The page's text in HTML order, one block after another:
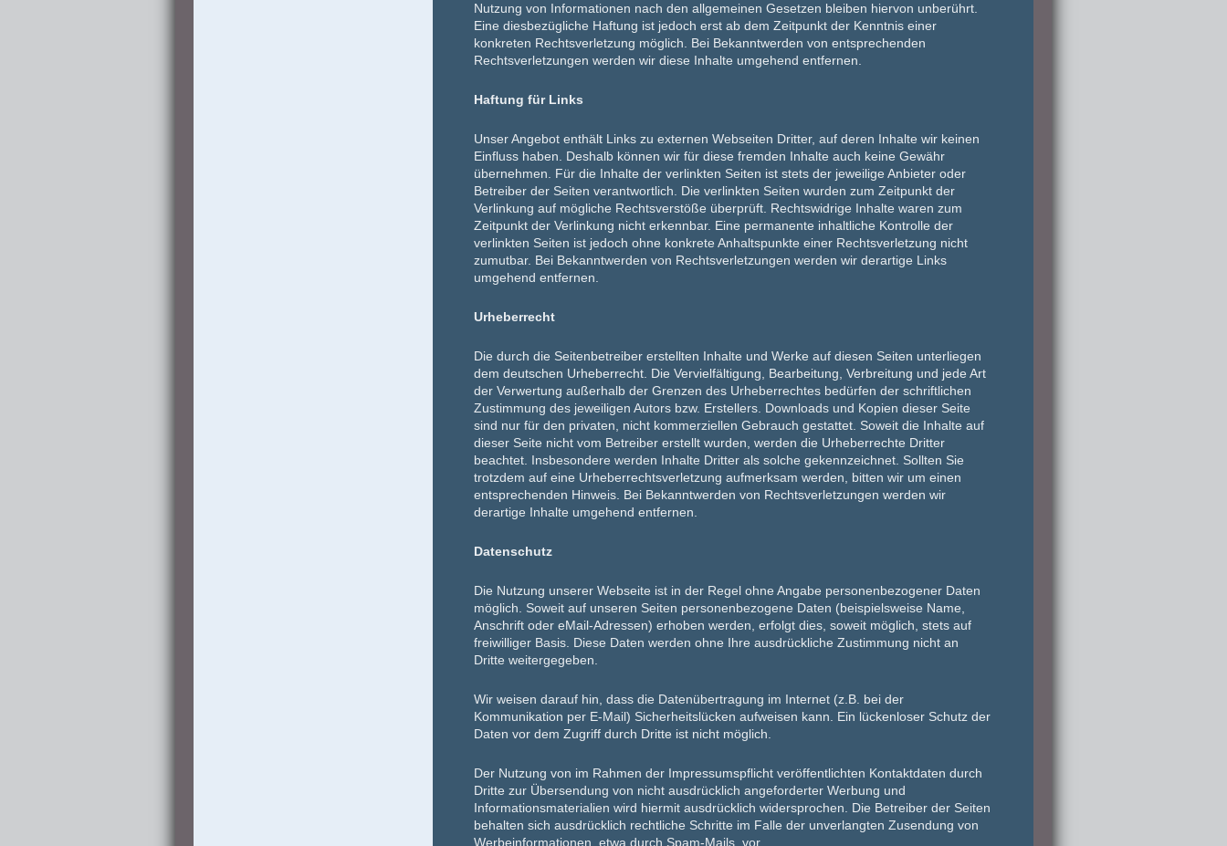
Nutzung von Informationen nach den allgemeinen Gesetzen bleiben hiervon unberührt.
Eine diesbezügliche Haftung ist jedoch erst ab dem Zeitpunkt der Kenntnis einer
konkreten Rechtsverletzung möglich. Bei Bekanntwerden von entsprechenden
Rechtsverletzungen werden wir diese Inhalte umgehend entfernen.
Haftung für Links
Unser Angebot enthält Links zu externen Webseiten Dritter, auf deren Inhalte wir keinen
Einfluss haben. Deshalb können wir für diese fremden Inhalte auch keine Gewähr
übernehmen. Für die Inhalte der verlinkten Seiten ist stets der jeweilige Anbieter oder
Betreiber der Seiten verantwortlich. Die verlinkten Seiten wurden zum Zeitpunkt der
Verlinkung auf mögliche Rechtsverstöße überprüft. Rechtswidrige Inhalte waren zum
Zeitpunkt der Verlinkung nicht erkennbar. Eine permanente inhaltliche Kontrolle der
verlinkten Seiten ist jedoch ohne konkrete Anhaltspunkte einer Rechtsverletzung nicht
zumutbar. Bei Bekanntwerden von Rechtsverletzungen werden wir derartige Links
umgehend entfernen.
Urheberrecht
Die durch die Seitenbetreiber erstellten Inhalte und Werke auf diesen Seiten unterliegen
dem deutschen Urheberrecht. Die Vervielfältigung, Bearbeitung, Verbreitung und jede Art
der Verwertung außerhalb der Grenzen des Urheberrechtes bedürfen der schriftlichen
Zustimmung des jeweiligen Autors bzw. Erstellers. Downloads und Kopien dieser Seite
sind nur für den privaten, nicht kommerziellen Gebrauch gestattet. Soweit die Inhalte auf
dieser Seite nicht vom Betreiber erstellt wurden, werden die Urheberrechte Dritter
beachtet. Insbesondere werden Inhalte Dritter als solche gekennzeichnet. Sollten Sie
trotzdem auf eine Urheberrechtsverletzung aufmerksam werden, bitten wir um einen
entsprechenden Hinweis. Bei Bekanntwerden von Rechtsverletzungen werden wir
derartige Inhalte umgehend entfernen.
Datenschutz
Die Nutzung unserer Webseite ist in der Regel ohne Angabe personenbezogener Daten
möglich. Soweit auf unseren Seiten personenbezogene Daten (beispielsweise Name,
Anschrift oder eMail-Adressen) erhoben werden, erfolgt dies, soweit möglich, stets auf
freiwilliger Basis. Diese Daten werden ohne Ihre ausdrückliche Zustimmung nicht an
Dritte weitergegeben.
Wir weisen darauf hin, dass die Datenübertragung im Internet (z.B. bei der
Kommunikation per E-Mail) Sicherheitslücken aufweisen kann. Ein lückenloser Schutz der
Daten vor dem Zugriff durch Dritte ist nicht möglich.
Der Nutzung von im Rahmen der Impressumspflicht veröffentlichten Kontaktdaten durch
Dritte zur Übersendung von nicht ausdrücklich angeforderter Werbung und
Informationsmaterialien wird hiermit ausdrücklich widersprochen. Die Betreiber der Seiten
behalten sich ausdrücklich rechtliche Schritte im Falle der unverlangten Zusendung von
Werbeinformationen, etwa durch Spam-Mails, vor.